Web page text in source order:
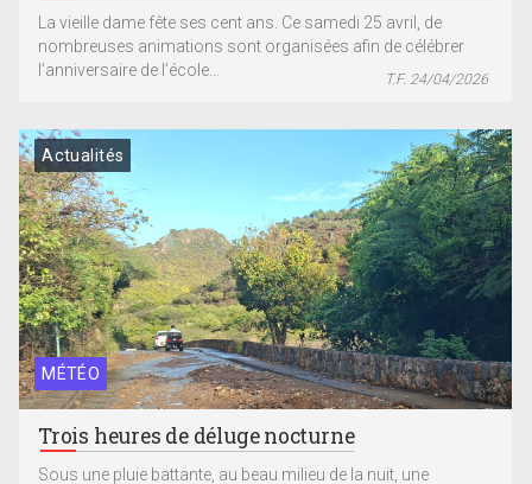
La vieille dame fête ses cent ans. Ce samedi 25 avril, de
nombreuses animations sont organisées afin de célébrer
l’anniversaire de l’école...
T.F. 24/04/2026
MÉTÉO
Actualités
Trois heures de déluge nocturne
Sous une pluie battante, au beau milieu de la nuit, une